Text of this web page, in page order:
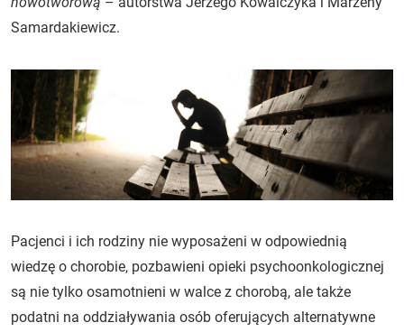
Samardakiewicz.
Pacjenci i ich rodziny nie wyposażeni w odpowiednią
wiedzę o chorobie, pozbawieni opieki psychoonkologicznej
są nie tylko osamotnieni w walce z chorobą, ale także
podatni na oddziaływania osób oferujących alternatywne